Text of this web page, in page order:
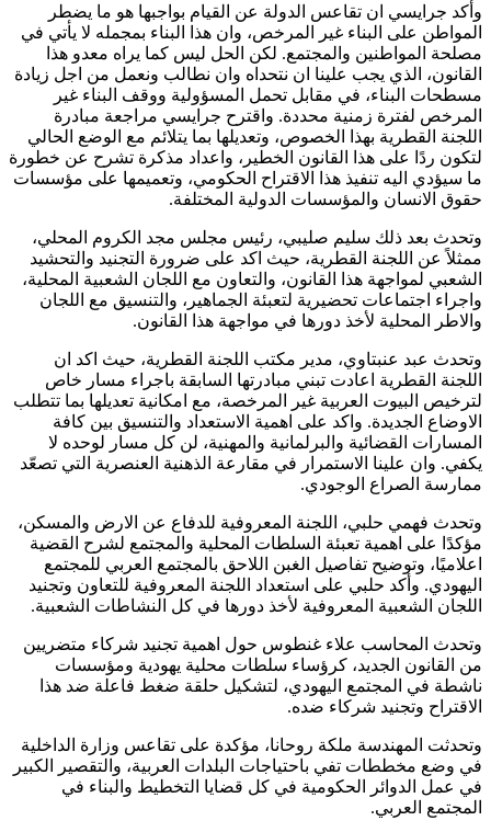
وأكد جرايسي ان تقاعس الدولة عن القيام بواجبها هو ما يضطر
المواطن على البناء غير المرخص، وان هذا البناء بمجمله لا يأتي في
مصلحة المواطنين والمجتمع. لكن الحل ليس كما يراه معدو هذا
القانون، الذي يجب علينا ان نتحداه وان نطالب ونعمل من اجل زيادة
مسطحات البناء، في مقابل تحمل المسؤولية ووقف البناء غير
المرخص لفترة زمنية محددة. واقترح جرايسي مراجعة مبادرة
اللجنة القطرية بهذا الخصوص، وتعديلها بما يتلائم مع الوضع الحالي
لتكون ردًا على هذا القانون الخطير، واعداد مذكرة تشرح عن خطورة
ما سيؤدي اليه تنفيذ هذا الاقتراح الحكومي، وتعميمها على مؤسسات
حقوق الانسان والمؤسسات الدولية المختلفة.
وتحدث بعد ذلك سليم صليبي، رئيس مجلس مجد الكروم المحلي،
ممثلاً عن اللجنة القطرية، حيث اكد على ضرورة التجنيد والتحشيد
الشعبي لمواجهة هذا القانون، والتعاون مع اللجان الشعبية المحلية،
واجراء اجتماعات تحضيرية لتعبئة الجماهير، والتنسيق مع اللجان
والاطر المحلية لأخذ دورها في مواجهة هذا القانون.
وتحدث عبد عنبتاوي، مدير مكتب اللجنة القطرية، حيث اكد ان
اللجنة القطرية اعادت تبني مبادرتها السابقة باجراء مسار خاص
لترخيص البيوت العربية غير المرخصة، مع امكانية تعديلها بما تتطلب
الاوضاع الجديدة. واكد على اهمية الاستعداد والتنسيق بين كافة
المسارات القضائية والبرلمانية والمهنية، لن كل مسار لوحده لا
يكفي. وان علينا الاستمرار في مقارعة الذهنية العنصرية التي تصعّد
ممارسة الصراع الوجودي.
وتحدث فهمي حلبي، اللجنة المعروفية للدفاع عن الارض والمسكن،
مؤكدًا على اهمية تعبئة السلطات المحلية والمجتمع لشرح القضية
اعلاميًا، وتوضيح تفاصيل الغبن اللاحق بالمجتمع العربي للمجتمع
اليهودي. وأكد حلبي على استعداد اللجنة المعروفية للتعاون وتجنيد
اللجان الشعبية المعروفية لأخذ دورها في كل النشاطات الشعبية.
وتحدث المحاسب علاء غنطوس حول اهمية تجنيد شركاء متضريين
من القانون الجديد، كرؤساء سلطات محلية يهودية ومؤسسات
ناشطة في المجتمع اليهودي، لتشكيل حلقة ضغط فاعلة ضد هذا
الاقتراح وتجنيد شركاء ضده.
وتحدثت المهندسة ملكة روحانا، مؤكدة على تقاعس وزارة الداخلية
في وضع مخططات تفي باحتياجات البلدات العربية، والتقصير الكبير
في عمل الدوائر الحكومية في كل قضايا التخطيط والبناء في
المجتمع العربي.